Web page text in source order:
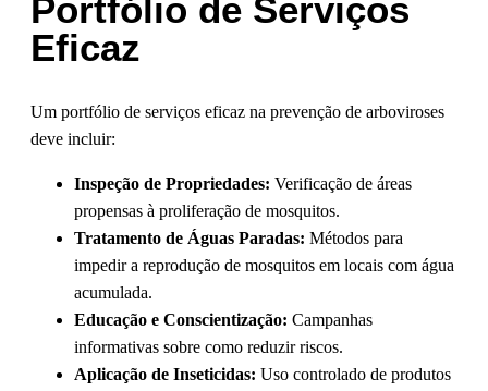
Portfólio de Serviços
Eficaz
Um portfólio de serviços eficaz na prevenção de arboviroses
deve incluir:
Inspeção de Propriedades: Verificação de áreas
propensas à proliferação de mosquitos.
Tratamento de Águas Paradas: Métodos para
impedir a reprodução de mosquitos em locais com água
acumulada.
Educação e Conscientização: Campanhas
informativas sobre como reduzir riscos.
Aplicação de Inseticidas: Uso controlado de produtos